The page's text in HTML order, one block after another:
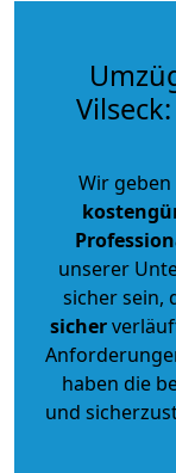
Wir geben
unserer
sicher sein,
sicher
haben die
und